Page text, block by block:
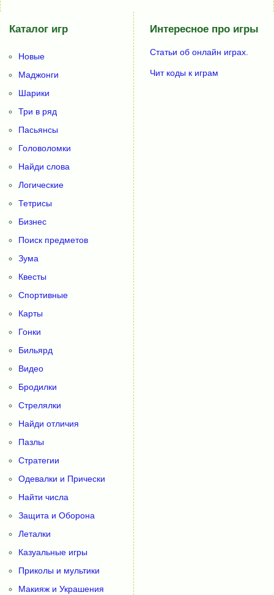
Каталог игр
Новые
Маджонги
Шарики
Три в ряд
Пасьянсы
Головоломки
Найди слова
Логические
Тетрисы
Бизнес
Поиск предметов
Зума
Квесты
Спортивные
Карты
Гонки
Бильярд
Видео
Бродилки
Стрелялки
Найди отличия
Пазлы
Стратегии
Одевалки и Прически
Найти числа
Защита и Оборона
Леталки
Казуальные игры
Приколы и мультики
Макияж и Украшения
Интересное про игры
Статьи об онлайн играх.
Чит коды к играм